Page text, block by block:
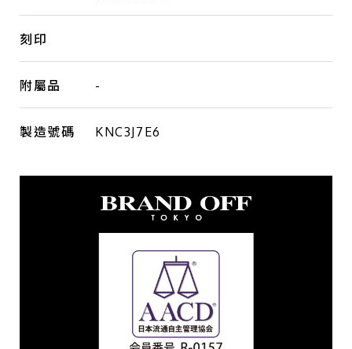
刻印
附屬品 -
製造號碼 KNC3J7E6